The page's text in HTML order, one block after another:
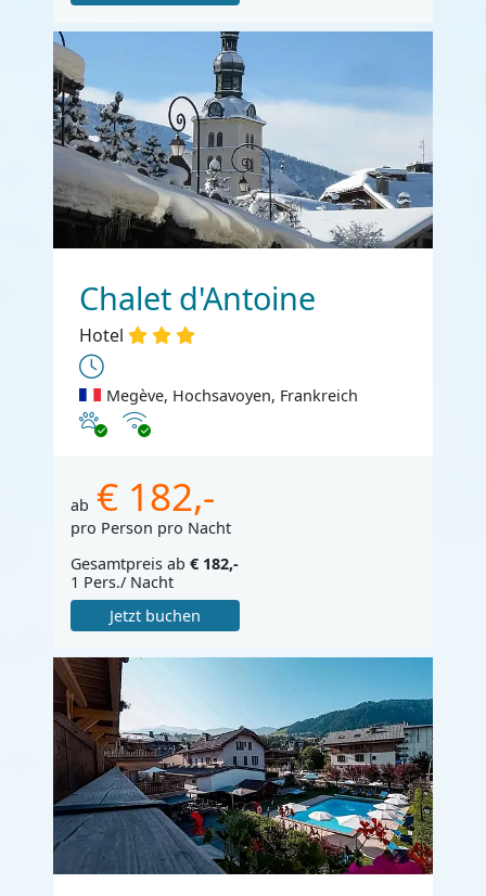
Chalet d'Antoine
Hotel
Megève, Hochsavoyen, Frankreich
Haustiere erlaubt
Internet
ab € 182,-
pro Person pro Nacht
Gesamtpreis ab € 182,-
1 Pers./ Nacht
Jetzt buchen